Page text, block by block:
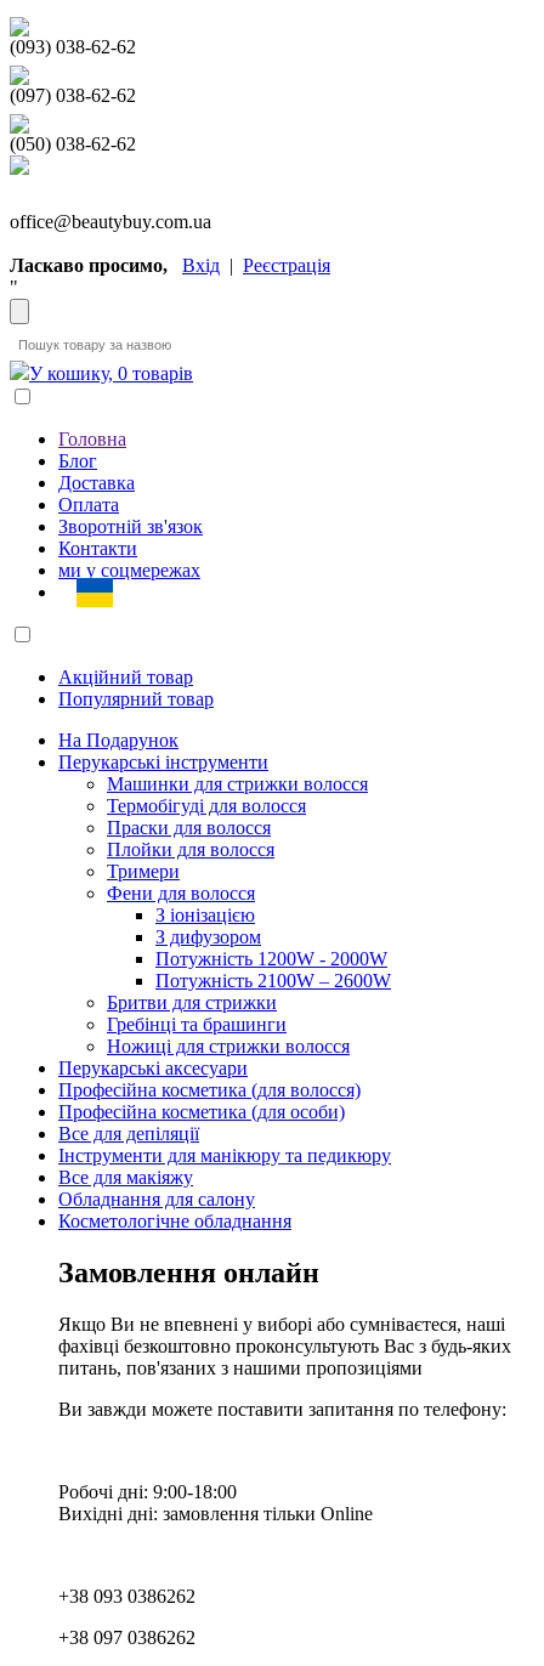
(093) 038-62-62
(097) 038-62-62
(050) 038-62-62
office@beautybuy.com.ua
Ласкаво просимо, Вхід | Реєстрація
"
У кошику, 0 товарів
Головна
Блог
Доставка
Оплата
Зворотній зв'язок
Контакти
ми у соцмережах
Акційний товар
Популярний товар
На Подарунок
Перукарські інструменти
Машинки для стрижки волосся
Термобігуді для волосся
Праски для волосся
Плойки для волосся
Тримери
Фени для волосся
З іонізацією
З дифузором
Потужність 1200W - 2000W
Потужність 2100W – 2600W
Бритви для стрижки
Гребінці та брашинги
Ножиці для стрижки волосся
Перукарські аксесуари
Професійна косметика (для волосся)
Професійна косметика (для особи)
Все для депіляції
Інструменти для манікюру та педикюру
Все для макіяжу
Обладнання для салону
Косметологічне обладнання
Замовлення онлайн
Якщо Ви не впевнені у виборі або сумніваєтеся, наші
фахівці безкоштовно проконсультують Вас з будь-яких
питань, пов'язаних з нашими пропозиціями
Ви завжди можете поставити запитання по телефону:
Робочі дні: 9:00-18:00
Вихідні дні: замовлення тільки Online
+38 093 0386262
+38 097 0386262